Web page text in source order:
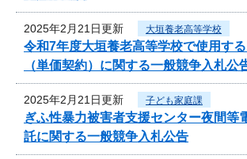
2025年2月21日更新 大垣養老高等学校
令和7年度大垣養老高等学校で使用す
（単価契約）に関する一般競争入札公
2025年2月21日更新 子ども家庭課
ぎふ性暴力被害者支援センター夜間等
託に関する一般競争入札公告